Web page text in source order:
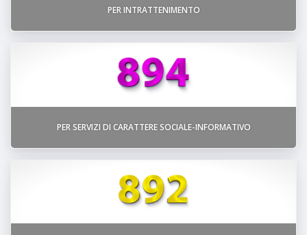
PER INTRATTENIMENTO
PER SERVIZI DI CARATTERE SOCIALE-INFORMATIVO